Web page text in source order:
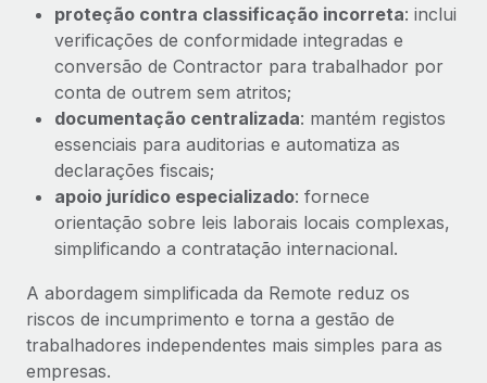
proteção contra classificação incorreta: inclui
verificações de conformidade integradas e
conversão de Contractor para trabalhador por
conta de outrem sem atritos;
documentação centralizada: mantém registos
essenciais para auditorias e automatiza as
declarações fiscais;
apoio jurídico especializado: fornece
orientação sobre leis laborais locais complexas,
simplificando a contratação internacional.
A abordagem simplificada da Remote reduz os
riscos de incumprimento e torna a gestão de
trabalhadores independentes mais simples para as
empresas.